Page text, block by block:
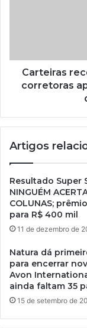
Carteiras
corretoras
Artigos
Resultado Super
NINGUÉM
COLUNAS;
para R$ 400 mil
11 de dezembro de
Natura dá
para encerrar
Avon
ainda faltam 35
15 de setembro de